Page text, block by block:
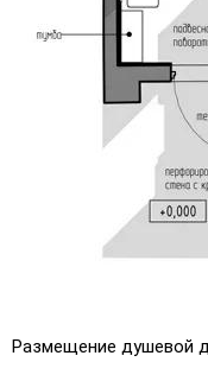
Размещение душевой